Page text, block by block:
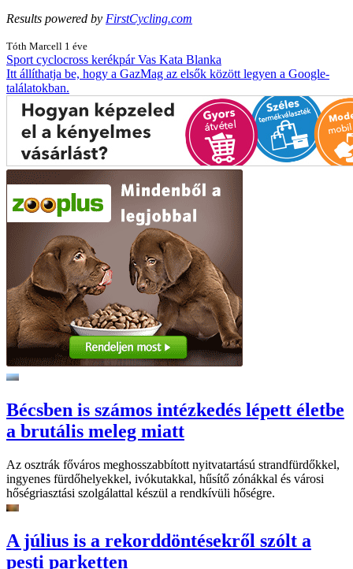
Results powered by FirstCycling.com
Tóth Marcell 1 éve
Sport cyclocross kerékpárVas Kata Blanka
Itt állíthatja be, hogy a GazMag az elsők között legyen a Google-
találatokban.
Bécsben is számos intézkedés lépett életbe
a brutális meleg miatt
Az osztrák főváros meghosszabbított nyitvatartású strandfürdőkkel,
ingyenes fürdőhelyekkel, ivókutakkal, hűsítő zónákkal és városi
hőségriasztási szolgálattal készül a rendkívüli hőségre.
A július is a rekorddöntésekről szólt a
pesti parketten